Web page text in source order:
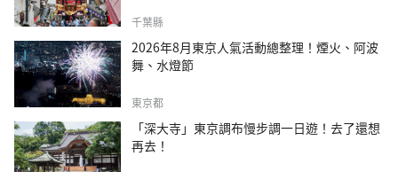
千葉縣
2026年8月東京人氣活動總整理！煙火、阿波
舞、水燈節
東京都
「深大寺」東京調布慢步調一日遊！去了還想
再去！